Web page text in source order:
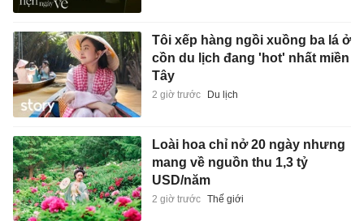
Tôi xếp hàng ngồi xuồng ba lá ở
cồn du lịch đang 'hot' nhất miền
Tây
2 giờ trước Du lịch
Loài hoa chỉ nở 20 ngày nhưng
mang về nguồn thu 1,3 tỷ
USD/năm
2 giờ trước Thế giới